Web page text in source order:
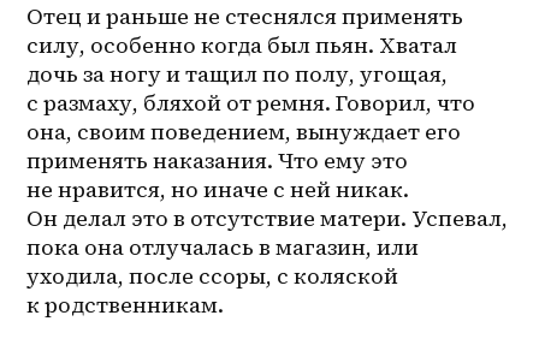
Отец и раньше не стеснялся применять
силу, особенно когда был пьян. Хватал
дочь за ногу и тащил по полу, угощая,
с размаху, бляхой от ремня. Говорил, что
она, своим поведением, вынуждает его
применять наказания. Что ему это
не нравится, но иначе с ней никак.
Он делал это в отсутствие матери. Успевал,
пока она отлучалась в магазин, или
уходила, после ссоры, с коляской
к родственникам.